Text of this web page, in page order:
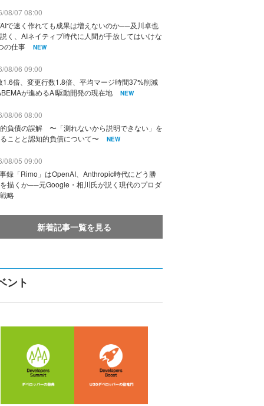
08/07 08:00
で速く作れても成果は増えないのか──及川卓也
く、AIネイティブ時代に人間が手放してはいけな
の仕事
NEW
08/06 09:00
1.6倍、変更行数1.8倍、平均マージ時間37%削減
が進めるAI駆動開発の現在地
NEW
08/06 08:00
負債の誤解 〜「測れないから説明できない」を
ことと認知的負債について〜
NEW
08/05 09:00
録「Rimo」はOpenAI、Anthropic時代にどう勝
描くか──元Google・相川氏が説く現代のプロダ
略
新着記事一覧を見る
ント